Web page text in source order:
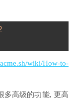
wiki/How-to-
多高级的功能, 更高